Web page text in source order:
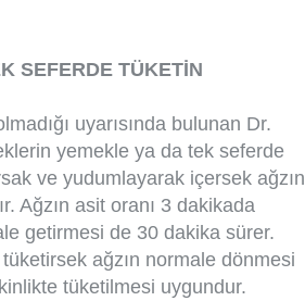
SEFERDE TÜKETİN
uyarısında bulunan Dr.
yemekle ya da tek seferde
ve yudumlayarak içersek ağzın
Ağzın asit oranı 3 dakikada
getirmesi de 30 dakika sürer.
ağzın normale dönmesi
tüketilmesi uygundur.